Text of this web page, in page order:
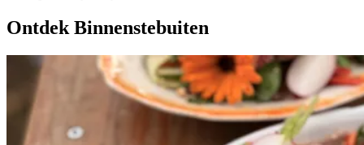
Ontdek Binnenstebuiten